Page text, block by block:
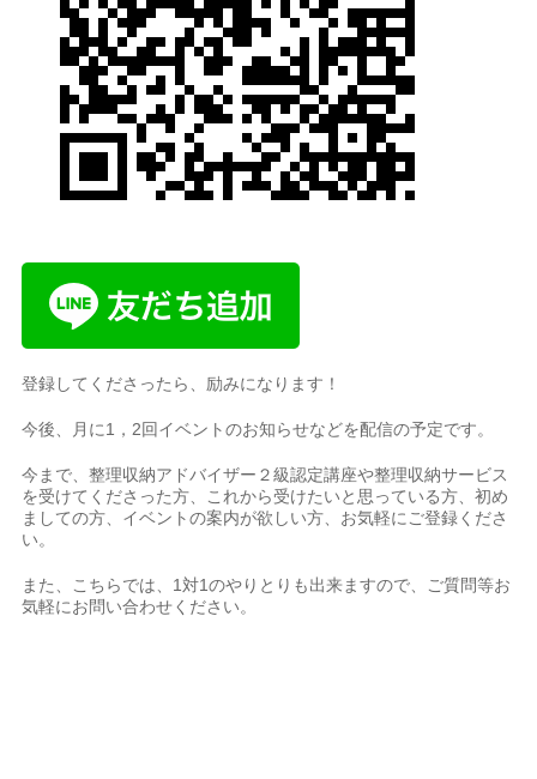
登録してくださったら、励みになります！
今後、月に1，2回イベントのお知らせなどを配信の予定です。
今まで、整理収納アドバイザー２級認定講座や整理収納サービス
を受けてくださった方、これから受けたいと思っている方、初め
ましての方、イベントの案内が欲しい方、お気軽にご登録くださ
い。
また、こちらでは、1対1のやりとりも出来ますので、ご質問等お
気軽にお問い合わせください。